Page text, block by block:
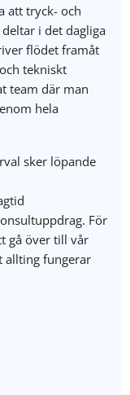
att tryck- och
i det dagliga
flödet framåt
tekniskt
team där man
hela
sker löpande
För
gå över till vår
allting fungerar